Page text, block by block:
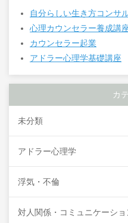
自分らしい生き方コンサ
心理カウンセラー養成講
カウンセラー起業
アドラー心理学基礎講座
カ
未分類
アドラー心理学
浮気・不倫
対人関係・コミュニケーショ